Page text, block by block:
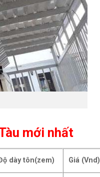
mới nhất
dày tôn(zem) Giá (Vnd)